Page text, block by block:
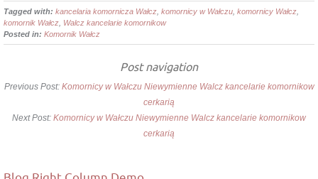
Tagged with: kancelaria komornicza Wałcz komornicy w Wałczu komornicy Wałcz
komornik Wałcz Walcz kancelarie komornikow
Posted in: Komornik Wałcz
Post navigation
Previous Post: Komornicy w Wałczu Niewymienne Walcz kancelarie komornikow
cerkarią
Next Post: Komornicy w Wałczu Niewymienne Walcz kancelarie komornikow
cerkarią